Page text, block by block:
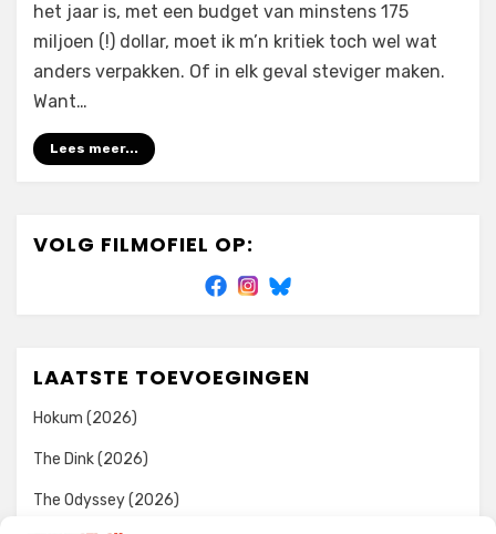
het jaar is, met een budget van minstens 175
miljoen (!) dollar, moet ik m’n kritiek toch wel wat
anders verpakken. Of in elk geval steviger maken.
Want…
Lees meer...
VOLG FILMOFIEL OP:
LAATSTE TOEVOEGINGEN
Hokum (2026)
The Dink (2026)
The Odyssey (2026)